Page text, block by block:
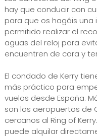
hay que conducir con
para que os hagáis
permitido realizar el
aguas del reloj para
encuentren de cara y
El condado de Kerry
más práctico para
vuelos desde España.
son los aeropuertos de
cercanos al Ring of
puede alquilar